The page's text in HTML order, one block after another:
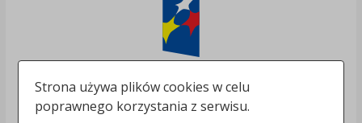
Strona używa plików cookies w celu
poprawnego korzystania z serwisu.